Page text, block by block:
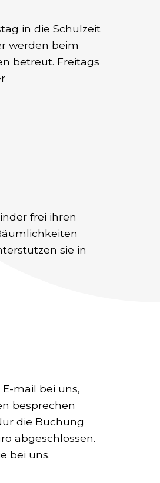
in die Schulzeit
werden beim
betreut. Freitags
frei ihren
sie in
mail bei uns,
besprechen
die Buchung
abgeschlossen.
bei uns.